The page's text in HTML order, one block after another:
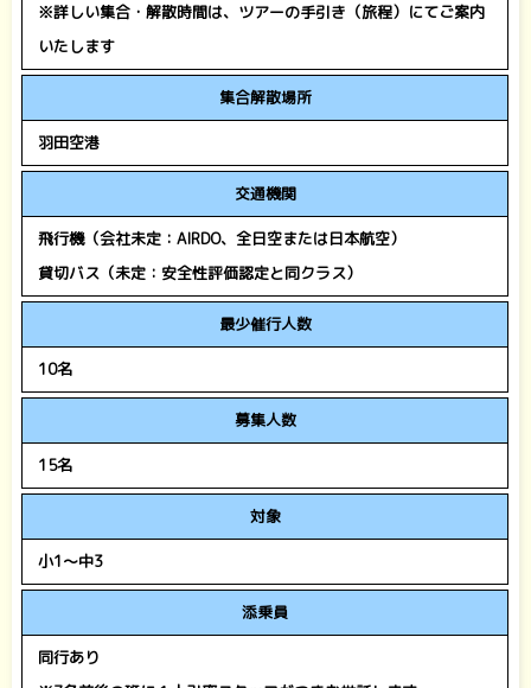
※詳しい集合・解散時間は、ツアーの手引き（旅程）にてご案内
いたします
集合解散場所
羽田空港
交通機関
飛行機（会社未定：AIRDO、全日空または日本航空）
貸切バス（未定：安全性評価認定と同クラス）
最少催行人数
10名
募集人数
15名
対象
小1～中3
添乗員
同行あり